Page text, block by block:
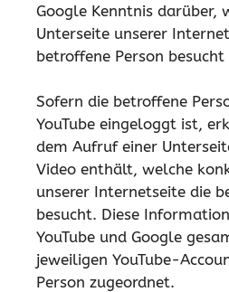
Google Kenntnis darüber,
Unterseite unserer
betroffene Person besucht
Sofern die betroffene
YouTube eingeloggt ist,
dem Aufruf einer
Video enthält, welche
unserer Internetseite die
besucht. Diese
YouTube und Google
jeweiligen YouTube-
Person zugeordnet.